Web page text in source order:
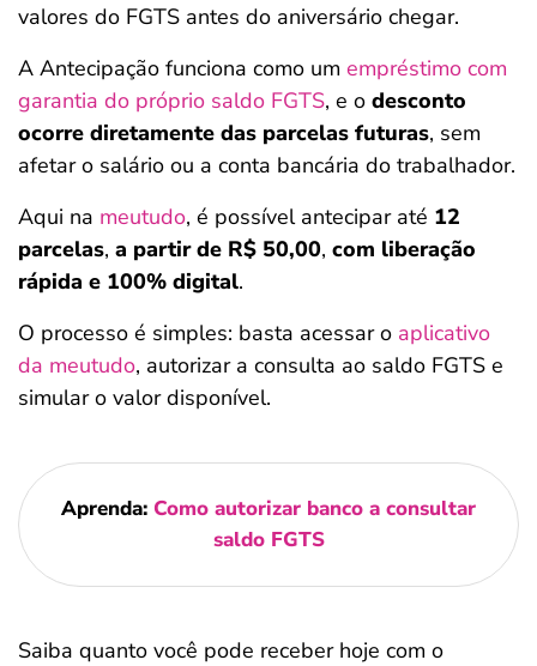
valores do FGTS antes do aniversário chegar.
A Antecipação funciona como um empréstimo com
garantia do próprio saldo FGTS, e o desconto
ocorre diretamente das parcelas futuras, sem
afetar o salário ou a conta bancária do trabalhador.
Aqui na meutudo, é possível antecipar até 12
parcelas, a partir de R$ 50,00, com liberação
rápida e 100% digital.
O processo é simples: basta acessar o aplicativo
da meutudo, autorizar a consulta ao saldo FGTS e
simular o valor disponível.
Aprenda: Como autorizar banco a consultar
saldo FGTS
Saiba quanto você pode receber hoje com o